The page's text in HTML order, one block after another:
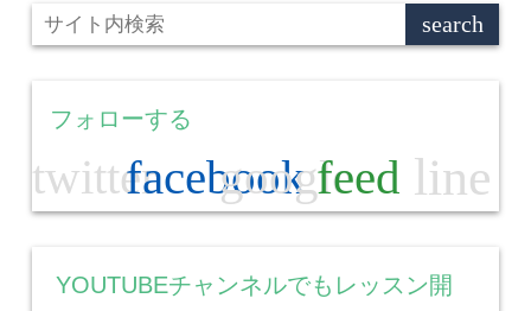
フォローする
twitterfacebook
googlefeed line
YOUTUBEチャンネルでもレッスン開